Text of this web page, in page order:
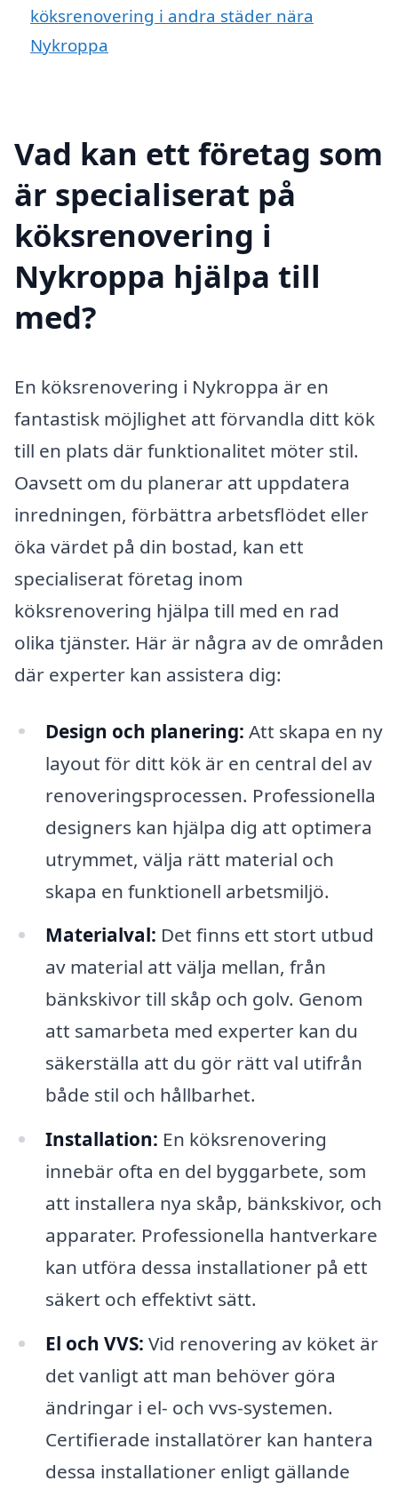
köksrenovering i andra städer nära
Nykroppa
Vad kan ett företag som
är specialiserat på
köksrenovering i
Nykroppa hjälpa till
med?
En köksrenovering i Nykroppa är en
fantastisk möjlighet att förvandla ditt kök
till en plats där funktionalitet möter stil.
Oavsett om du planerar att uppdatera
inredningen, förbättra arbetsflödet eller
öka värdet på din bostad, kan ett
specialiserat företag inom
köksrenovering hjälpa till med en rad
olika tjänster. Här är några av de områden
där experter kan assistera dig:
Design och planering: Att skapa en ny
layout för ditt kök är en central del av
renoveringsprocessen. Professionella
designers kan hjälpa dig att optimera
utrymmet, välja rätt material och
skapa en funktionell arbetsmiljö.
Materialval: Det finns ett stort utbud
av material att välja mellan, från
bänkskivor till skåp och golv. Genom
att samarbeta med experter kan du
säkerställa att du gör rätt val utifrån
både stil och hållbarhet.
Installation: En köksrenovering
innebär ofta en del byggarbete, som
att installera nya skåp, bänkskivor, och
apparater. Professionella hantverkare
kan utföra dessa installationer på ett
säkert och effektivt sätt.
El och VVS: Vid renovering av köket är
det vanligt att man behöver göra
ändringar i el- och vvs-systemen.
Certifierade installatörer kan hantera
dessa installationer enligt gällande